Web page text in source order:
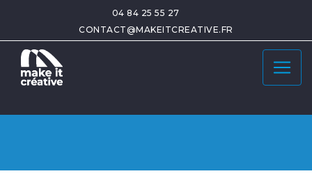
04 84 25 55 27
CONTACT@MAKEITCREATIVE.FR